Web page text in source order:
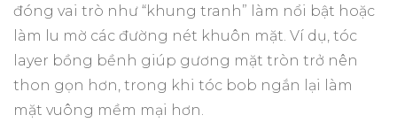
đóng vai trò như “khung tranh” làm nổi bật hoặc
làm lu mờ các đường nét khuôn mặt. Ví dụ, tóc
layer bồng bềnh giúp gương mặt tròn trở nên
thon gọn hơn, trong khi tóc bob ngắn lại làm
mặt vuông mềm mại hơn.